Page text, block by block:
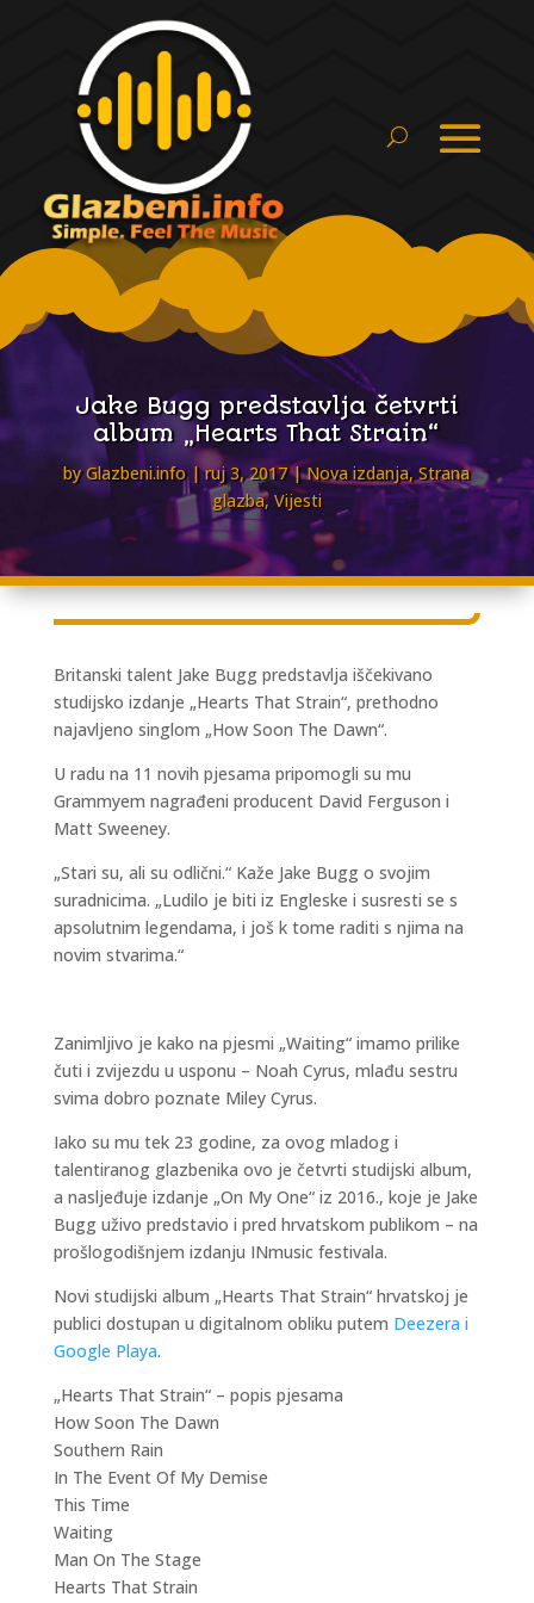
Jake Bugg predstavlja četvrti
album „Hearts That Strain“
byGlazbeni.info ruj 3, 2017 Nova izdanja,Strana
glazba,Vijesti
Britanski talent Jake Bugg predstavlja iščekivano
studijsko izdanje „Hearts That Strain“, prethodno
najavljeno singlom „How Soon The Dawn“.
U radu na 11 novih pjesama pripomogli su mu
Grammyem nagrađeni producent David Ferguson i
Matt Sweeney.
„Stari su, ali su odlični.“ Kaže Jake Bugg o svojim
suradnicima. „Ludilo je biti iz Engleske i susresti se s
apsolutnim legendama, i još k tome raditi s njima na
novim stvarima.“
Zanimljivo je kako na pjesmi „Waiting“ imamo prilike
čuti i zvijezdu u usponu – Noah Cyrus, mlađu sestru
svima dobro poznate Miley Cyrus.
Iako su mu tek 23 godine, za ovog mladog i
talentiranog glazbenika ovo je četvrti studijski album,
a nasljeđuje izdanje „On My One“ iz 2016., koje je Jake
Bugg uživo predstavio i pred hrvatskom publikom – na
prošlogodišnjem izdanju INmusic festivala.
Novi studijski album „Hearts That Strain“ hrvatskoj je
publici dostupan u digitalnom obliku putem Deezera i
Google Playa.
„Hearts That Strain“ – popis pjesama
How Soon The Dawn
Southern Rain
In The Event Of My Demise
This Time
Waiting
Man On The Stage
Hearts That Strain